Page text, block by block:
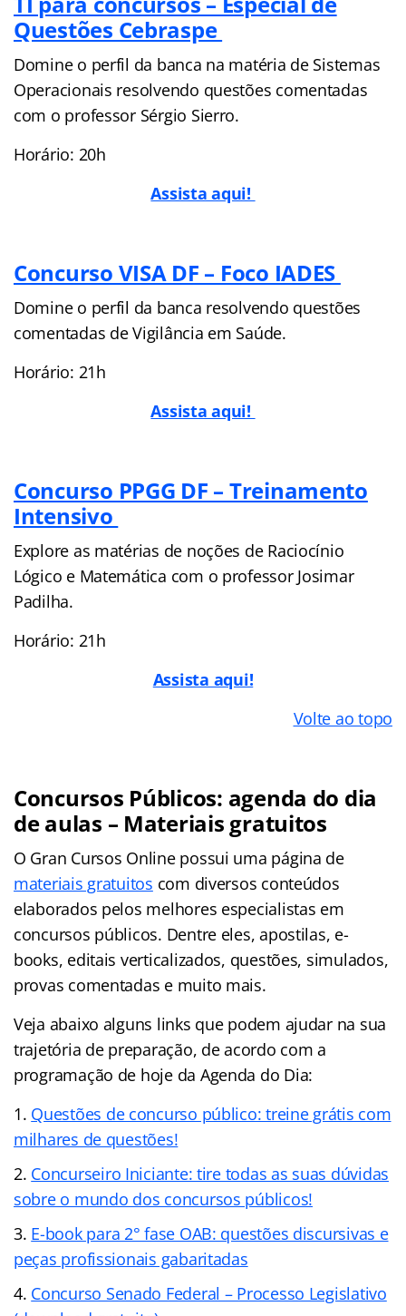
Questões Cebraspe
Domine o perfil da banca na matéria de Sistemas
Operacionais resolvendo questões comentadas
com o professor Sérgio Sierro.
Horário: 20h
Assista aqui!
Concurso VISA DF – Foco IADES
Domine o perfil da banca resolvendo questões
comentadas de Vigilância em Saúde.
Horário: 21h
Assista aqui!
Concurso PPGG DF – Treinamento
Intensivo
Explore as matérias de noções de Raciocínio
Lógico e Matemática com o professor Josimar
Padilha.
Horário: 21h
Assista aqui!
Volte ao topo
Concursos Públicos: agenda do dia
de aulas – Materiais gratuitos
O Gran Cursos Online possui uma página de
materiais gratuitos com diversos conteúdos
elaborados pelos melhores especialistas em
concursos públicos. Dentre eles, apostilas, e-
books, editais verticalizados, questões, simulados,
provas comentadas e muito mais.
Veja abaixo alguns links que podem ajudar na sua
trajetória de preparação, de acordo com a
programação de hoje da Agenda do Dia:
Questões de concurso público: treine grátis com
milhares de questões!
Concurseiro Iniciante: tire todas as suas dúvidas
sobre o mundo dos concursos públicos!
E-book para 2° fase OAB: questões discursivas e
peças profissionais gabaritadas
Concurso Senado Federal – Processo Legislativo